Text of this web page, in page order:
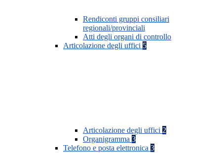
Rendiconti gruppi consiliari
regionali/provinciali
Atti degli organi di controllo
Articolazione degli uffici 5
Articolazione degli uffici 2
Organigramma 3
Telefono e posta elettronica 3